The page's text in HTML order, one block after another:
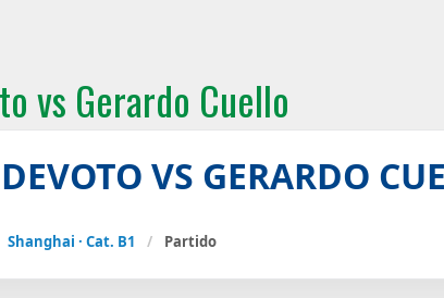
vs Gerardo Cuello
VS GERARDO
Shanghai · Cat. B1 / Partido